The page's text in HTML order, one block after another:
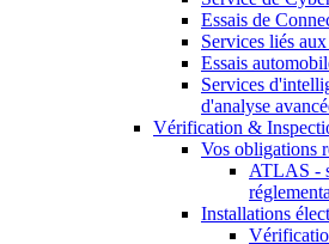
Essais de
Services liés
Essais
Services
d'analyse
Vérification &
Vos obligations
ATLAS -
Installations